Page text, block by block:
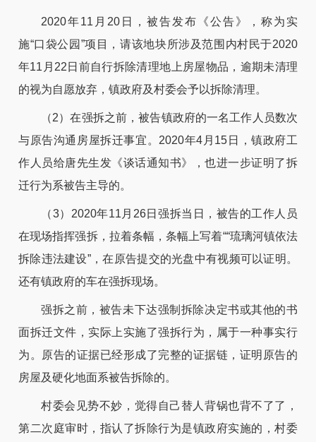
2020年11月20日，被告发布《公告》，称为实
施“口袋公园”项目，请该地块所涉及范围内村民于2020
年11月22日前自行拆除清理地上房屋物品，逾期未清理
的视为自愿放弃，镇政府及村委会予以拆除清理。
（2）在强拆之前，被告镇政府的一名工作人员数次
与原告沟通房屋拆迁事宜。2020年4月15日，镇政府工
作人员给唐先生发《谈话通知书》，也进一步证明了拆
迁行为系被告主导的。
（3）2020年11月26日强拆当日，被告的工作人员
在现场指挥强拆，拉着条幅，条幅上写着““琉璃河镇依法
拆除违法建设”，在原告提交的光盘中有视频可以证明。
还有镇政府的车在强拆现场。
强拆之前，被告未下达强制拆除决定书或其他的书
面拆迁文件，实际上实施了强拆行为，属于一种事实行
为。原告的证据已经形成了完整的证据链，证明原告的
房屋及硬化地面系被告拆除的。
村委会见势不妙，觉得自己替人背锅也背不了了，
第二次庭审时，指认了拆除行为是镇政府实施的，村委